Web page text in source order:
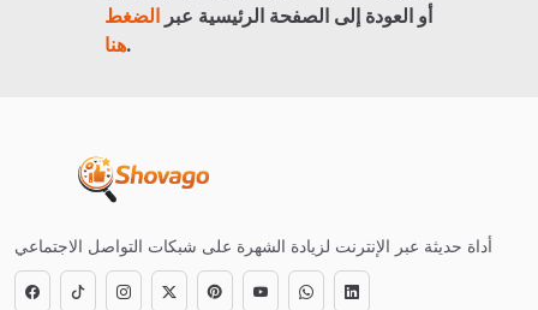
أو العودة إلى الصفحة الرئيسية عبرالضغط
هنا.
أداة حديثة عبر الإنترنت لزيادة الشهرة على شبكات التواصل الاجتماعي